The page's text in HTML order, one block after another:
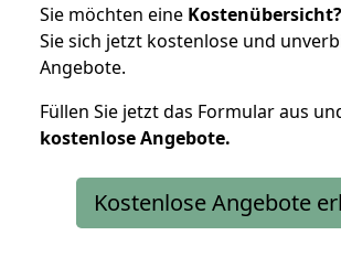
Sie möchten eine Kostenübersicht?
Sie sich jetzt kostenlose und
Angebote.
Füllen Sie jetzt das Formular aus
kostenloseAngebote.
Kostenlose Angebote